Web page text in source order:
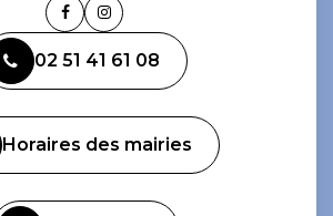
Lien
le
compte
Lien
le
compte
02 51 41 61 08
Horaires des mairies